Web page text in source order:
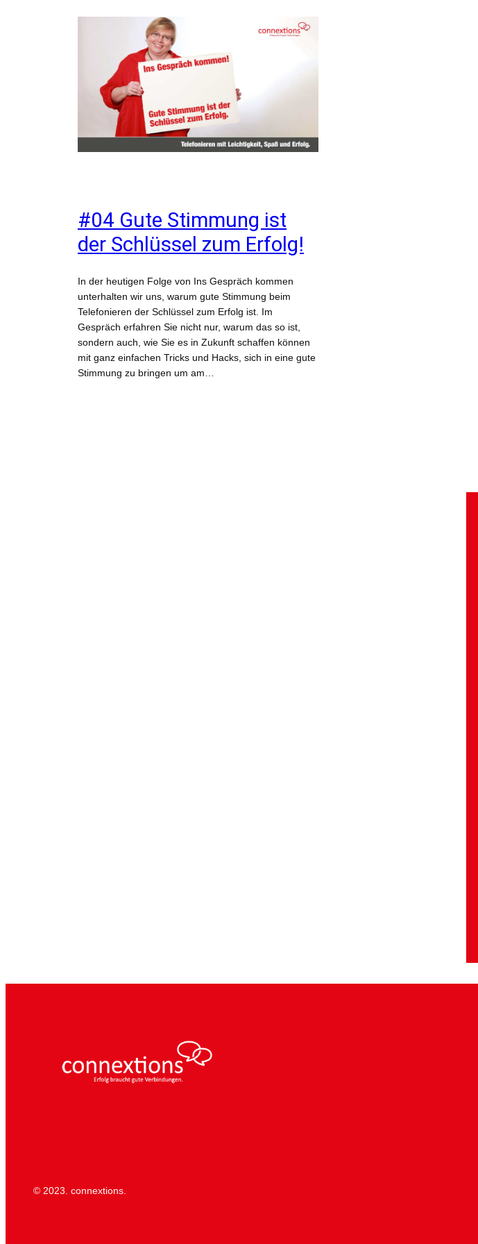
#04 Gute Stimmung ist
der Schlüssel zum Erfolg!
In der heutigen Folge von Ins Gespräch kommen
unterhalten wir uns, warum gute Stimmung beim
Telefonieren der Schlüssel zum Erfolg ist. Im
Gespräch erfahren Sie nicht nur, warum das so ist,
sondern auch, wie Sie es in Zukunft schaffen können
mit ganz einfachen Tricks und Hacks, sich in eine gute
Stimmung zu bringen um am…
© 2023. connextions.